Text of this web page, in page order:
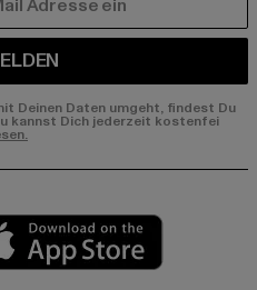
Deinen Daten umgeht, findest Du
kannst Dich jederzeit kostenfei
market